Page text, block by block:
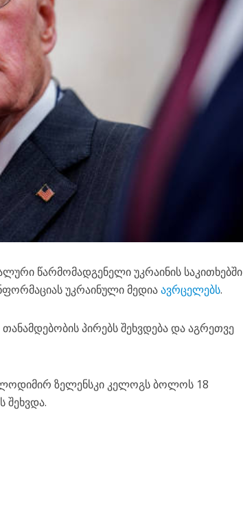
წარმომადგენელი უკრაინის საკითხებში
უკრაინული მედიაავრცელებს.
პირებს შეხვდება და აგრეთვე
ზელენსკი კელოგს ბოლოს 18
შეხვდა.